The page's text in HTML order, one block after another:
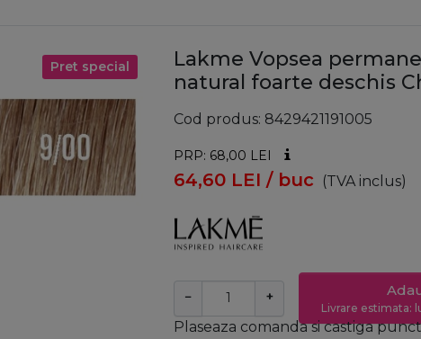
Pret special
Lakme Vopsea
natural foarte deschis
Cod produs 8429421191005
PRP: 68,00 LEI
64,60 LEI / buc (TVA inclus)
− +
Livrare estimata:
Plaseaza comanda si castiga